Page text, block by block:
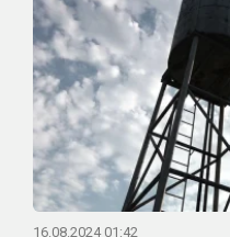
16.08.2024 01:42